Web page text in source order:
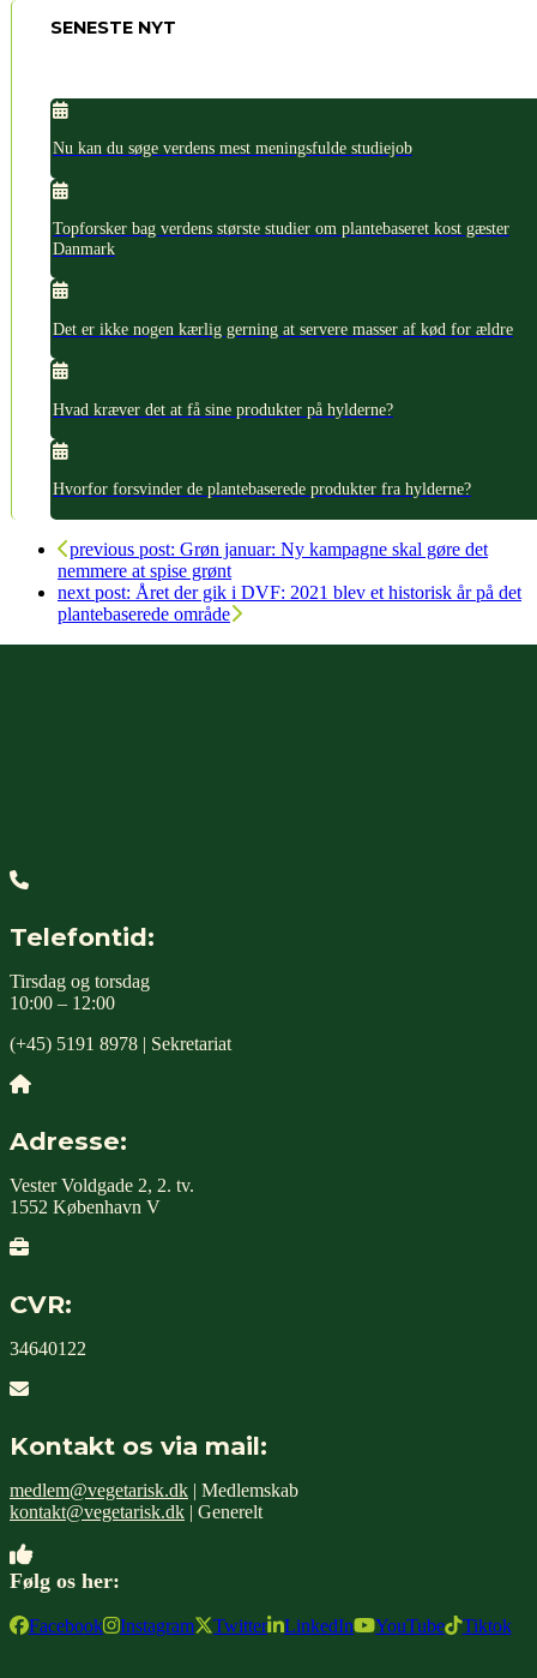
SENESTE NYT
Nu kan du søge verdens mest meningsfulde studiejob
Topforsker bag verdens største studier om plantebaseret kost gæster
Danmark
Det er ikke nogen kærlig gerning at servere masser af kød for ældre
Hvad kræver det at få sine produkter på hylderne?
Hvorfor forsvinder de plantebaserede produkter fra hylderne?
previous post: Grøn januar: Ny kampagne skal gøre det
nemmere at spise grønt
next post: Året der gik i DVF: 2021 blev et historisk år på det
plantebaserede område
Telefontid:
Tirsdag og torsdag
10:00 – 12:00
(+45) 5191 8978 | Sekretariat
Adresse:
Vester Voldgade 2, 2. tv.
1552 København V
CVR:
34640122
Kontakt os via mail:
medlem@vegetarisk.dk | Medlemskab
kontakt@vegetarisk.dk | Generelt
Følg os her:
Facebook Instagram Twitter LinkedIn YouTube Tiktok